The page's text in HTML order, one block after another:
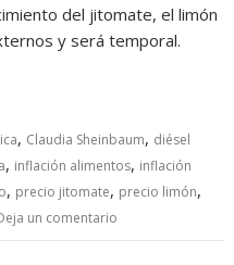
del jitomate, el limón
y será temporal.
, Claudia Sheinbaum, diésel
, inflación alimentos, inflación
, precio jitomate, precio limón,
un comentario